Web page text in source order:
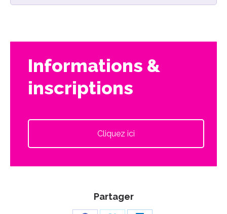
Informations &
inscriptions
Cliquez ici
Partager